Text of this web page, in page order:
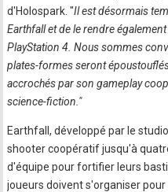
d'Holospark. "Il est désormais
Earthfall et de le rendre
PlayStation 4. Nous sommes
plates-formes seront
accrochés par son gameplay
science-fiction."
Earthfall, développé par le
shooter coopératif jusqu'à
d'équipe pour fortifier leurs
joueurs doivent s'organiser